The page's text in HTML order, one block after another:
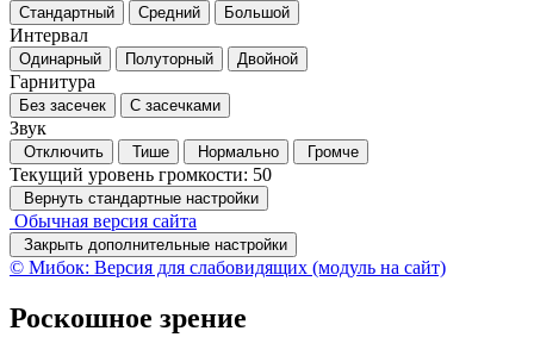
Стандартный Средний Большой
Интервал
Одинарный Полуторный Двойной
Гарнитура
Без засечек С засечками
Звук
Отключить Тише Нормально Громче
Текущий уровень громкости: 50
Вернуть стандартные настройки
Обычная версия сайта
Закрыть дополнительные настройки
© Мибок: Версия для слабовидящих (модуль на сайт)
Роскошное зрение